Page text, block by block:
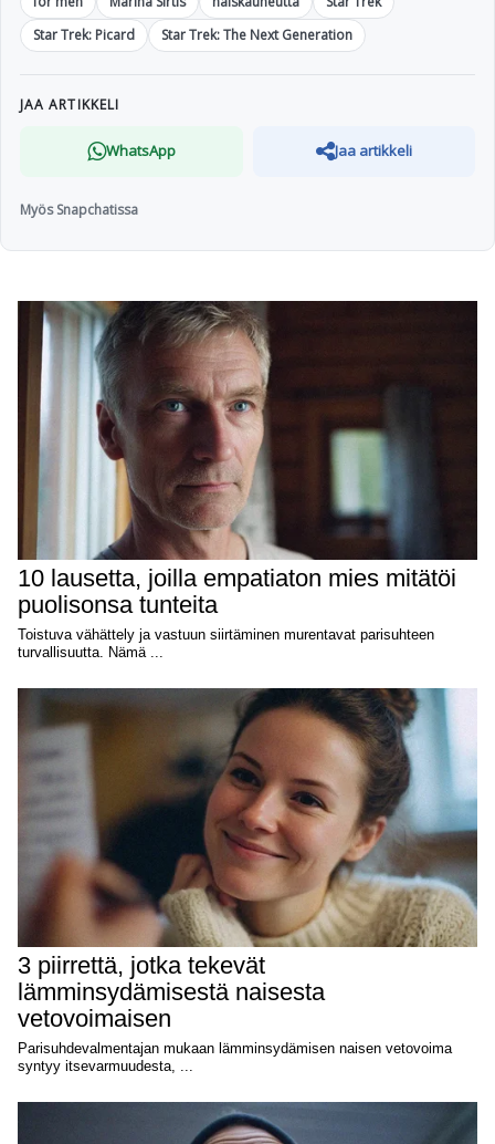
Star Trek: Picard
Star Trek: The Next Generation
JAA ARTIKKELI
WhatsApp Jaa artikkeli
Myös Snapchatissa